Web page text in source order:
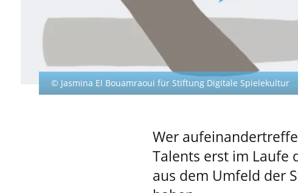
© Jasmina El Bouamraoui für Stiftung Digitale Spielekultur
Wer
Talents erst im Laufe
aus dem Umfeld der